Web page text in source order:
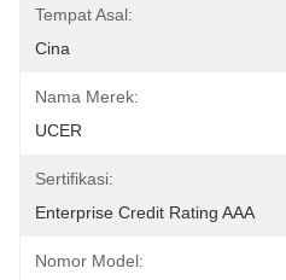
Tempat Asal:
Cina
Nama Merek:
UCER
Sertifikasi:
Enterprise Credit Rating AAA
Nomor Model: